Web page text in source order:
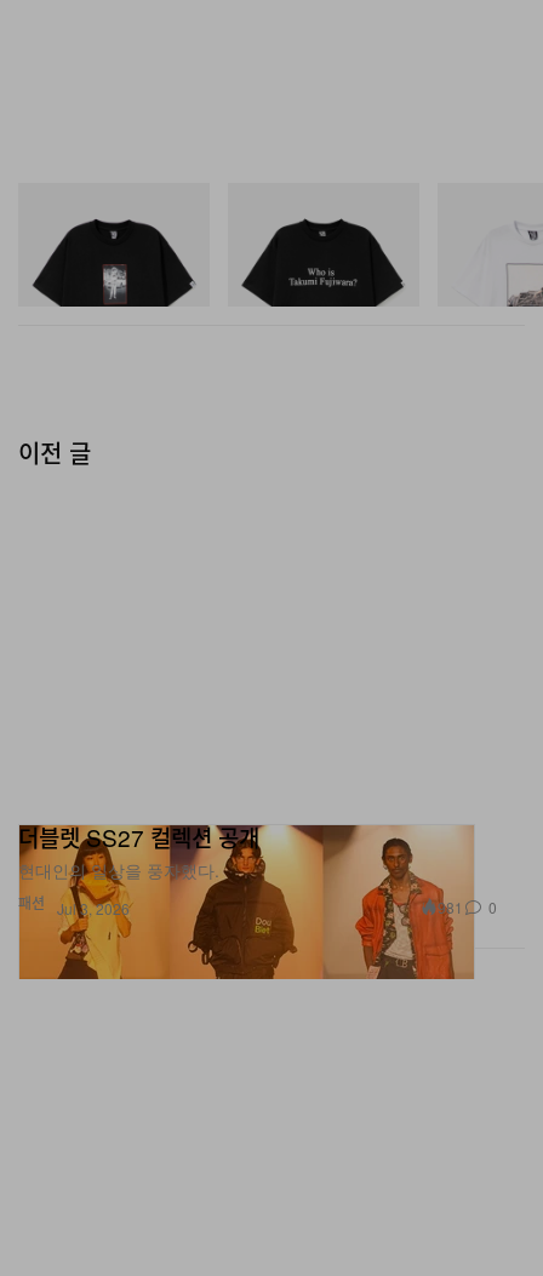
의 오버니 레더 플랫폼 부츠로, 면도날처럼 뾰족한 앞코와
함께 삼선 트랙 팬츠 위로 높게 끌어올려 스타일링되며 동
시대적 생존을 위한 타협 없는 유니폼을 완성한다.
BILLIONAIRE BOYS CLUB X
INITIAL D COTTON T-SHIRT
쇼핑하기
Billionaire Boys Club X Initial
D Cotton T-Shirt 3
쇼핑하기
Billionaire
D Cotton T-
이전 글
패션
더블렛 SS27 컬렉션 공개
현대인의 일상을 풍자했다.
Jul 3, 2026 981 0